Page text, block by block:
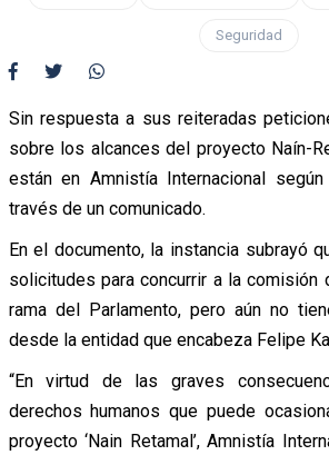
Seguridad
Sin respuesta a sus reiteradas
sobre los alcances del proyecto Naín-
están en Amnistía Internacional
través de un comunicado.
En el documento, la instancia subrayó
solicitudes para concurrir a la comisión
rama del Parlamento, pero aún no
desde la entidad que encabeza Felipe
“En virtud de las graves
derechos humanos que puede
proyecto ‘Nain Retamal’, Amnistía